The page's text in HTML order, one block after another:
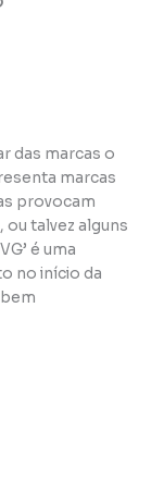
das marcas o
marcas
provocam
talvez alguns
é uma
no início da